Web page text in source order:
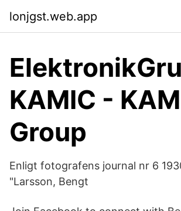
lonjgst.web.app
KAMIC -
Group
Enligt fotografens journal nr 6
"Larsson, Bengt